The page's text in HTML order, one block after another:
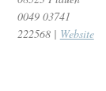
0049 03741
222568 | Website